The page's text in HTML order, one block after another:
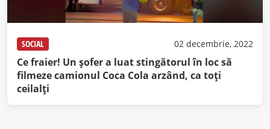
SOCIAL 02 decembrie, 2022
Ce fraier! Un șofer a luat stingătorul în loc să
filmeze camionul Coca Cola arzând, ca toți
ceilalți